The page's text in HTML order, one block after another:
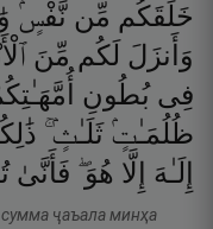
خَلَقَكُم مِّن نَّفْسٍۢ
وَأَنزَلَ لَكُم مِّنَ
فِى بُطُونِ
ظُلُمَـٰتٍۢ ثَلَـٰثٍۢ ۚ
إِلَـٰهَ
إِلَّا هُوَ ۖ فَأَنَّىٰ
ҷаъала минҳа